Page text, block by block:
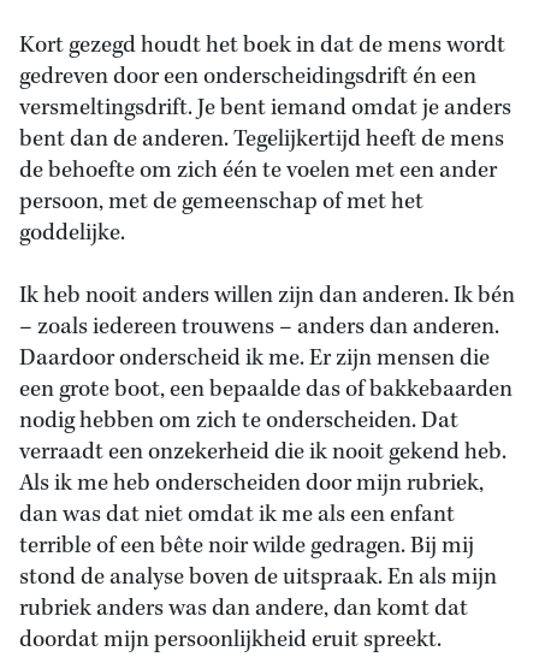
Kort gezegd houdt het boek in dat de mens wordt
gedreven door een onderscheidingsdrift én een
versmeltingsdrift. Je bent iemand omdat je anders
bent dan de anderen. Tegelijkertijd heeft de mens
de behoefte om zich één te voelen met een ander
persoon, met de gemeenschap of met het
goddelijke.
Ik heb nooit anders willen zijn dan anderen. Ik bén
– zoals iedereen trouwens – anders dan anderen.
Daardoor onderscheid ik me. Er zijn mensen die
een grote boot, een bepaalde das of bakkebaarden
nodig hebben om zich te onderscheiden. Dat
verraadt een onzekerheid die ik nooit gekend heb.
Als ik me heb onderscheiden door mijn rubriek,
dan was dat niet omdat ik me als een enfant
terrible of een bête noir wilde gedragen. Bij mij
stond de analyse boven de uitspraak. En als mijn
rubriek anders was dan andere, dan komt dat
doordat mijn persoonlijkheid eruit spreekt.